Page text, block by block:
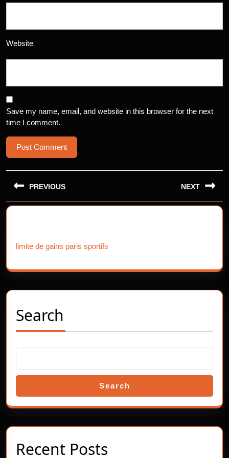
Website
Save my name, email, and website in this browser for the next
time I comment.
Post
navigation
PREVIOUS
Previous
NEXT
limite de gains paris sportifs
Search
Search
Recent Posts